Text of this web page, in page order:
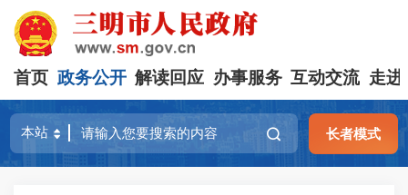
首页 政务公开 解读回应 办事服务 互动交流 走进
长者模式